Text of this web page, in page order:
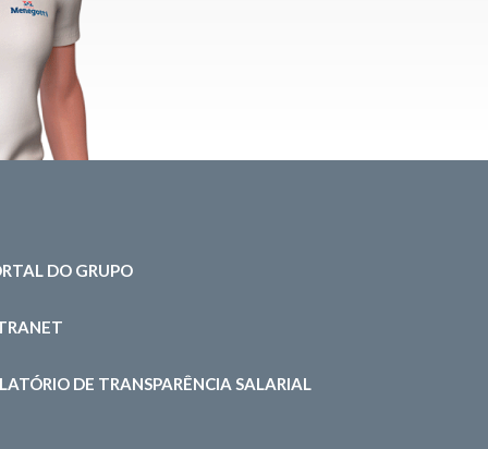
DO GRUPO
DE TRANSPARÊNCIA SALARIAL